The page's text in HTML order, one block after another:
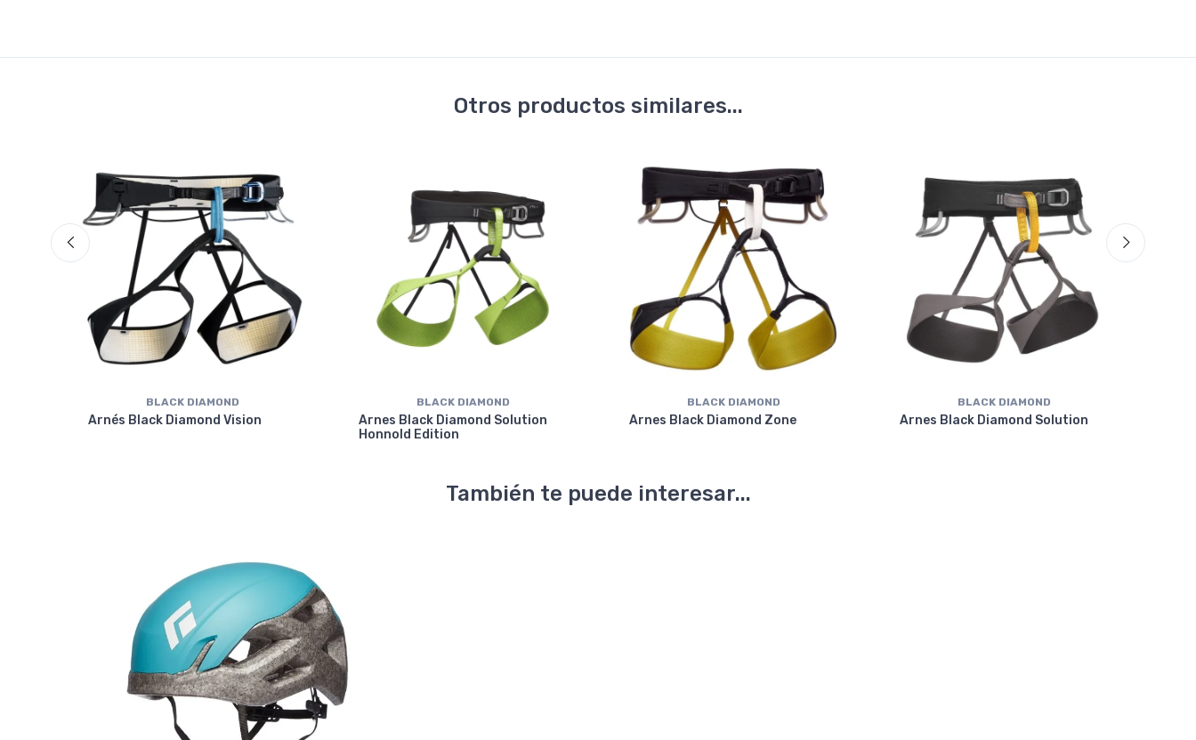
Otros productos similares...
BLACK DIAMOND
Arnés Black Diamond Vision
BLACK DIAMOND
Arnes Black Diamond Solution
Honnold Edition
BLACK DIAMOND
Arnes Black Diamond Zone
BLACK DIAMOND
Arnes Black Diamond Solution
También te puede interesar...